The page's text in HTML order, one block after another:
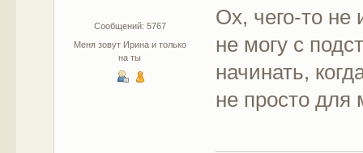
Сообщений: 5767
Меня зовут Ирина и только
на ты
Ох, чего-то не
не могу с
начинать,
не просто для